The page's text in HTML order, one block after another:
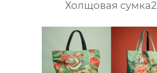
Холщовая сумка2